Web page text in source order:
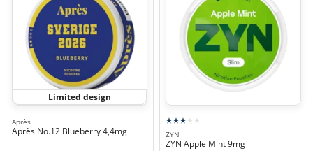
Limited design
Après
Après No.12 Blueberry 4,4mg ZYN
ZYN Apple Mint 9mg